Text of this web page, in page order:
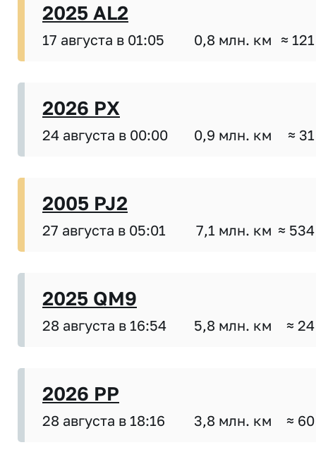
2025 AL2
17 августа в 01:05 0,8 млн. км ≈
2026 PX
24 августа в 00:00 0,9 млн. км ≈
2005 PJ2
27 августа в 05:01 7,1 млн. км ≈
2025 QM9
28 августа в 16:54 5,8 млн. км ≈
2026 PP
28 августа в 18:16 3,8 млн. км ≈